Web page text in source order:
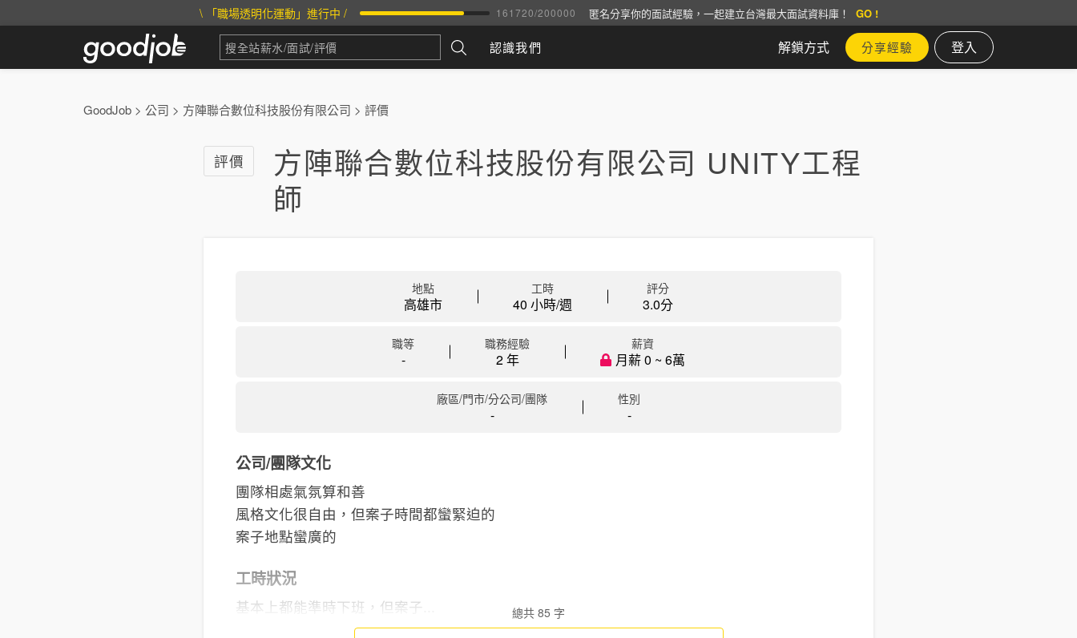
\ 「職場透明化運動」進行中 / 161720/200000 匿名分享你的面試經驗，一起建立台灣最大面試資料庫！ GO !
認識我們 解鎖方式 分享經驗 登入
GoodJob > 公司 > 方陣聯合數位科技股份有限公司 > 評價
評價
方陣聯合數位科技股份有限公司 UNITY工程
師
地點
高雄市
工時
40 小時/週
評分
3.0分
職等
-
職務經驗
2 年
薪資
月薪 0 ~ 6萬
廠區/門市/分公司/團隊
-
性別
-
公司/團隊文化
團隊相處氣氛算和善
風格文化很自由，但案子時間都蠻緊迫的
案子地點蠻廣的
工時狀況
基本上都能準時下班，但案子... 總共 85 字